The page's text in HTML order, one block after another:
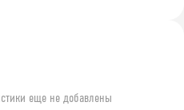
еще не добавлены